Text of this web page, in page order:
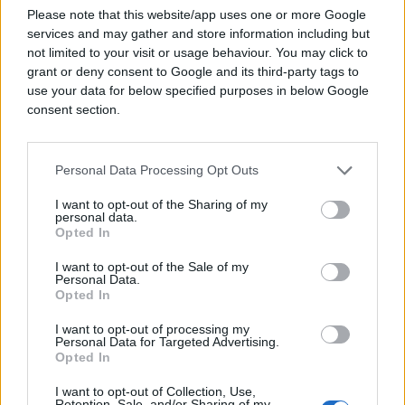
Please note that this website/app uses one or more Google
services and may gather and store information including but
not limited to your visit or usage behaviour. You may click to
grant or deny consent to Google and its third-party tags to
use your data for below specified purposes in below Google
consent section.
Personal Data Processing Opt Outs
I want to opt-out of the Sharing of my
personal data.
Opted In
I want to opt-out of the Sale of my
Personal Data.
Opted In
I want to opt-out of processing my
Personal Data for Targeted Advertising.
Opted In
I want to opt-out of Collection, Use,
Stručnjaci također upozoravaju: činjenica da se
neka kovanica nudi za 2.000 eura ne znači da će
biti i prodana po toj cijeni. Prava vrijednost zavisi
od stanja, rijetkosti greške i interesovanja